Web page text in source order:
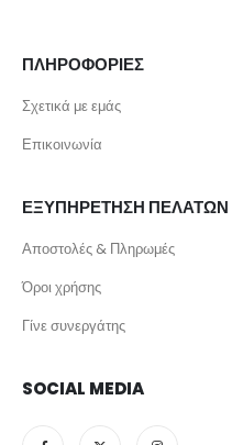
ΠΛΗΡΟΦΟΡΙΕΣ
Σχετικά με εμάς
Επικοινωνία
ΕΞΥΠΗΡΕΤΗΣΗ ΠΕΛΑΤΩΝ
Αποστολές & Πληρωμές
Όροι χρήσης
Γίνε συνεργάτης
SOCIAL MEDIA